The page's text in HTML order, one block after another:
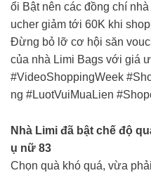
ổi Bật nên các đồng chí
ucher giảm tới 60K khi
Đừng bỏ lỡ cơ hội săn
của nhà Limi Bags với giá
#VideoShoppingWeek
ng #LuotVuiMuaLien
Nhà Limi đã bật chế độ
ụ nữ 83
Chọn quà khó quá, vừa